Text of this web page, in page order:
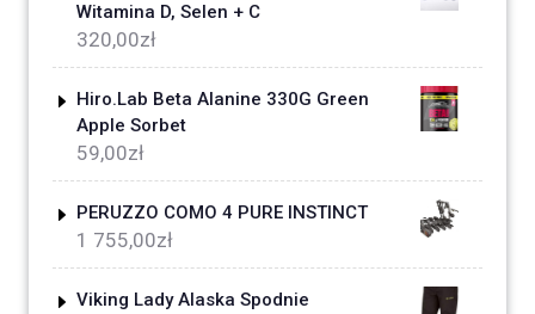
Witamina D, Selen + C
320,00zł
Hiro.Lab Beta Alanine 330G Green
Apple Sorbet
59,00zł
PERUZZO COMO 4 PURE INSTINCT
1 755,00zł
Viking Lady Alaska Spodnie